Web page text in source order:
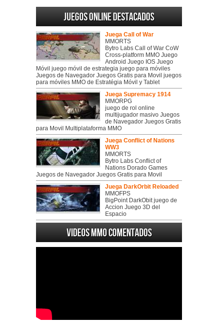
Juegos online destacados
Juega Call of War
MMORTS
Bytro Labs Call of War CoW
Cross-platform MMO Juego
Android Juego IOS Juego
Móvil juego móvil de estrategia juego para móviles
Juegos de Navegador Juegos Gratis para Movil juegos
para móviles MMO de Estratégia Móvil y Tablet
Juega Supremacy 1914
MMORPG
juego de rol online
multijugador masivo Juegos
de Navegador Juegos Gratis
para Movil Multiplataforma MMO
Juega Conflict of Nations
WW3
MMORTS
Bytro Labs Conflict of
Nations Dorado Games
Juegos de Navegador Juegos Gratis para Movil
Juega DarkOrbit Reloaded
MMOFPS
BigPoint DarkObit juego de
Accion Juego 3D del
Espacio
Videos MMO Comentados